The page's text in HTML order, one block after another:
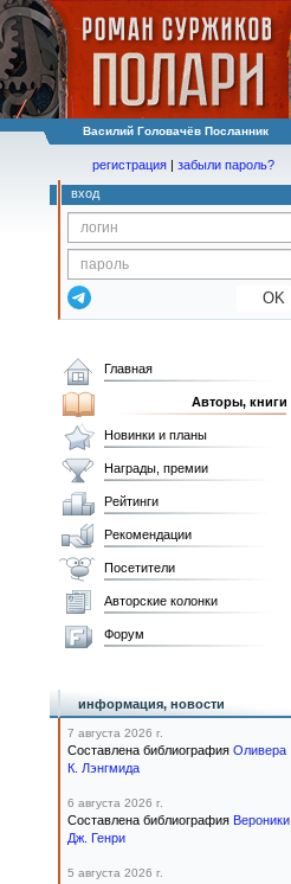
Василий Головачёв Посланник
регистрация | забыли пароль?
вход
OK
Главная
Авторы, книги
Новинки и планы
Награды, премии
Рейтинги
Рекомендации
Посетители
Авторские колонки
Форум
информация, новости
7 августа 2026 г.
Составлена библиография Оливера
К. Лэнгмида
6 августа 2026 г.
Составлена библиография Вероники
Дж. Генри
5 августа 2026 г.